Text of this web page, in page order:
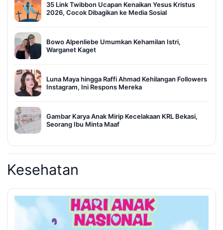
35 Link Twibbon Ucapan Kenaikan Yesus Kristus
2026, Cocok Dibagikan ke Media Sosial
Bowo Alpenliebe Umumkan Kehamilan Istri,
Warganet Kaget
Luna Maya hingga Raffi Ahmad Kehilangan Followers
Instagram, Ini Respons Mereka
Gambar Karya Anak Mirip Kecelakaan KRL Bekasi,
Seorang Ibu Minta Maaf
Kesehatan